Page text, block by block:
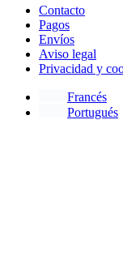
Contacto
Pagos
Envíos
Aviso legal
Privacidad y
Francés
Portugués